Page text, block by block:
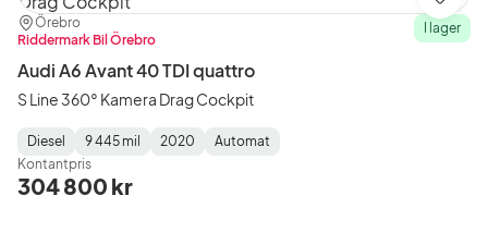
Plats:
Örebro
Återförsäljare:
Riddermark Bil Örebro
I lager
Audi A6 Avant 40 TDI quattro
S Line 360° Kamera Drag Cockpit
Fuel
Type:
Diesel
Mätarställning:
9 445 mil
Model
Year:
2020
Gearbox
Type:
Automat
Kontantpris
304 800 kr
Spara